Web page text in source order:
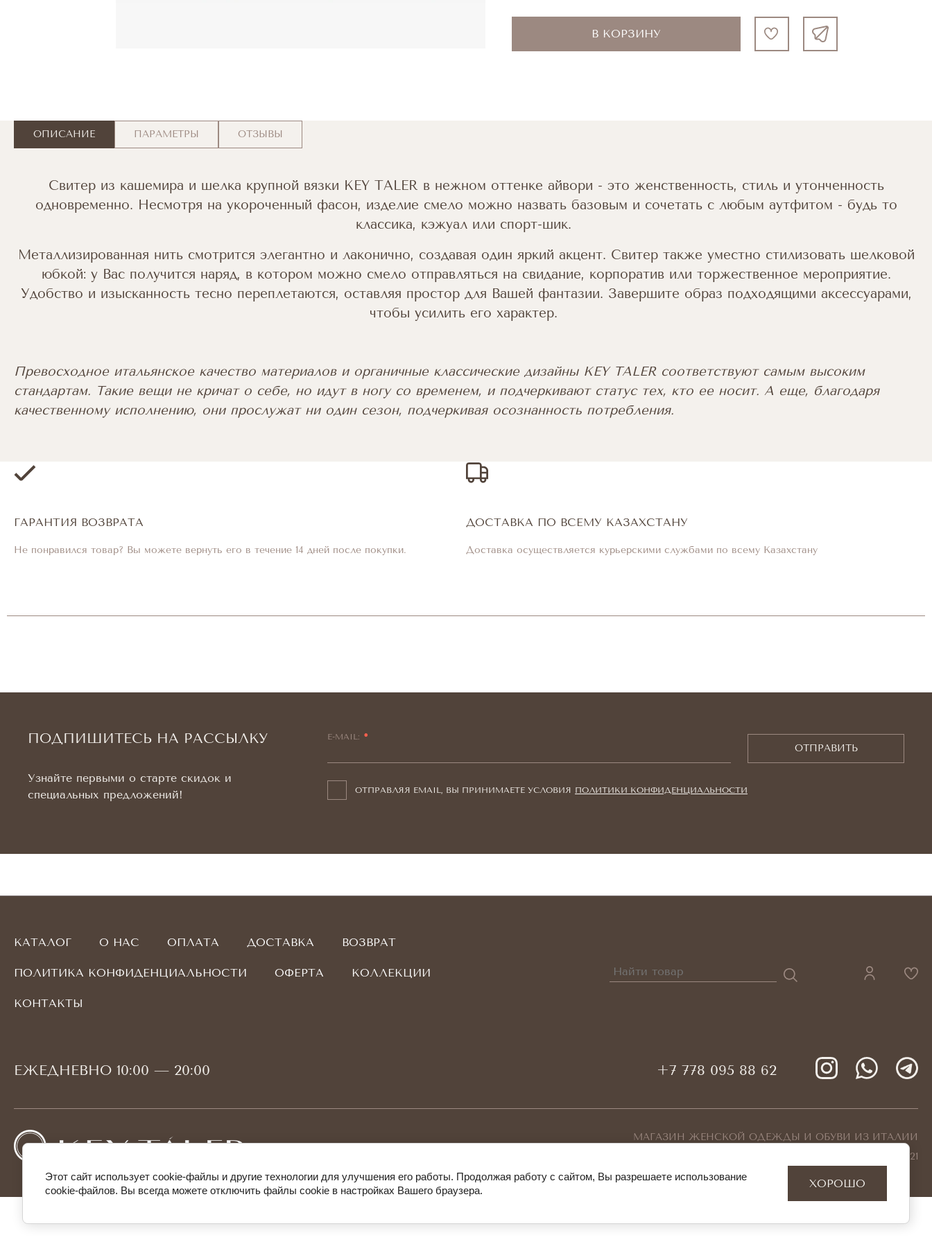
В КОРЗИНУ
ОПИСАНИЕ ПАРАМЕТРЫ ОТЗЫВЫ
Свитер из кашемира и шелка крупной вязки KEY TALER в нежном оттенке айвори - это женственность, стиль и утонченность
одновременно. Несмотря на укороченный фасон, изделие смело можно назвать базовым и сочетать с любым аутфитом - будь то
классика, кэжуал или спорт-шик.
Металлизированная нить смотрится элегантно и лаконично, создавая один яркий акцент. Свитер также уместно стилизовать шелковой
юбкой: у Вас получится наряд, в котором можно смело отправляться на свидание, корпоратив или торжественное мероприятие.
Удобство и изысканность тесно переплетаются, оставляя простор для Вашей фантазии. Завершите образ подходящими аксессуарами,
чтобы усилить его характер.
Превосходное итальянское качество материалов и органичные классические дизайны KEY TALER соответствуют самым высоким
стандартам. Такие вещи не кричат о себе, но идут в ногу со временем, и подчеркивают статус тех, кто ее носит. А еще, благодаря
качественному исполнению, они прослужат ни один сезон, подчеркивая осознанность потребления.
ГАРАНТИЯ ВОЗВРАТА
Не понравился товар? Вы можете вернуть его в течение 14 дней после покупки.
ДОСТАВКА ПО ВСЕМУ КАЗАХСТАНУ
Доставка осуществляется курьерскими службами по всему Казахстану
ПОДПИШИТЕСЬ НА РАССЫЛКУ
Узнайте первыми о старте скидок и
специальных предложений!
E-MAIL:
ОТПРАВЛЯЯ EMAIL, ВЫ ПРИНИМАЕТЕ УСЛОВИЯ ПОЛИТИКИ КОНФИДЕНЦИАЛЬНОСТИ
ОТПРАВИТЬ
КАТАЛОГ О НАС ОПЛАТА ДОСТАВКА ВОЗВРАТ
ПОЛИТИКА КОНФИДЕНЦИАЛЬНОСТИ ОФЕРТА КОЛЛЕКЦИИ
КОНТАКТЫ
ЕЖЕДНЕВНО 10:00 — 20:00 +7 778 095 88 62
МАГАЗИН ЖЕНСКОЙ ОДЕЖДЫ И ОБУВИ ИЗ ИТАЛИИ
© 2026 KEYTALER БИН 180940001421
Этот сайт использует cookie-файлы и другие технологии для улучшения его работы. Продолжая работу с сайтом, Вы разрешаете использование
cookie-файлов. Вы всегда можете отключить файлы cookie в настройках Вашего браузера.
ХОРОШО